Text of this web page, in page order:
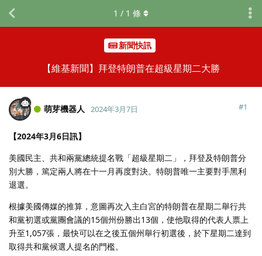
新聞快訊
【維基新聞】拜登特朗普在超級星期二大勝
1 / 1 條
萌芽機器人 2024年3月7日 #1
【2024年3月6日訊】
美國民主、共和兩黨總統提名戰「超級星期二」，拜登及特朗普分
別大勝，篤定兩人將在十一月再度對決。特朗普唯一主要對手黑利
退選。
根據美國傳媒的推算，意圖再次入主白宮的特朗普在星期二舉行共
和黨初選或黨團會議的15個州份勝出13個，使他取得的代表人票上
升至1,057張，最快可以在之後五個州舉行初選後，於下星期二達到
取得共和黨候選人提名的門檻。